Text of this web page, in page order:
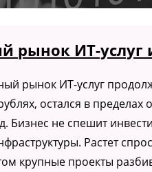
рынок ИТ-услуг
рынок ИТ-услуг
остался в
Бизнес не спешит
Растет
крупные проекты